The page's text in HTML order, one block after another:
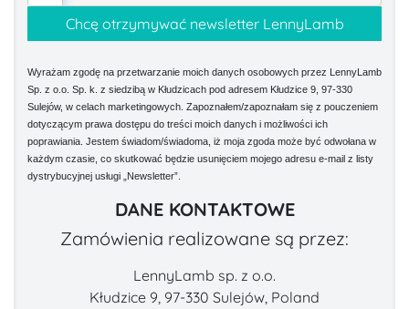
Wyrażam zgodę na przetwarzanie moich danych osobowych przez LennyLamb
Sp. z o.o. Sp. k. z siedzibą w Kłudzicach pod adresem Kłudzice 9, 97-330
Sulejów, w celach marketingowych. Zapoznałem/zapoznałam się z pouczeniem
dotyczącym prawa dostępu do treści moich danych i możliwości ich
poprawiania. Jestem świadom/świadoma, iż moja zgoda może być odwołana w
każdym czasie, co skutkować będzie usunięciem mojego adresu e-mail z listy
dystrybucyjnej usługi „Newsletter”.
DANE KONTAKTOWE
Zamówienia realizowane są przez:
LennyLamb sp. z o.o.
Kłudzice 9, 97-330 Sulejów, Poland